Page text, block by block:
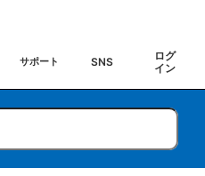
サポート SNS
ログ
イン